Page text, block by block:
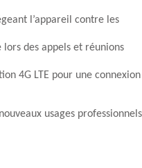
l’appareil contre les
des appels et réunions
4G LTE pour une connexion
usages